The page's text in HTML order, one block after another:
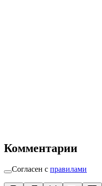
Комментарии
Согласен с правилами